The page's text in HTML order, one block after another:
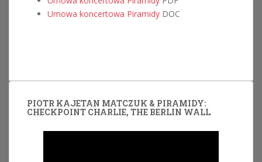
Umowa koncertowa Piramidy DOC
PIOTR KAJETAN MATCZUK & PIRAMIDY:
CHECKPOINT CHARLIE, THE BERLIN WALL